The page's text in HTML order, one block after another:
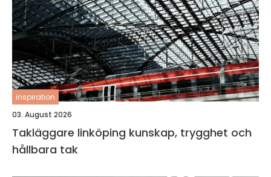
inspiration
03. August 2026
Takläggare linköping kunskap, trygghet och
hållbara tak